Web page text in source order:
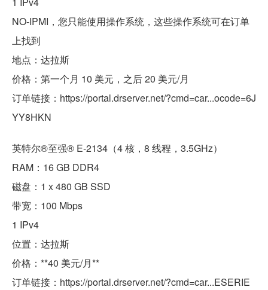
NO-IPMI，您只能使用操作系统，这些操作系统可在订单
上找到
地点：达拉斯
价格：第一个月 10 美元，之后 20 美元/月
订单链接：https://portal.drserver.net/?cmd=car...ocode=6J
YY8HKN
英特尔®至强® E-2134（4 核，8 线程，3.5GHz）
RAM：16 GB DDR4
磁盘：1 x 480 GB SSD
带宽：100 Mbps
1 IPv4
位置：达拉斯
价格：**40 美元/月**
订单链接：https://portal.drserver.net/?cmd=car...ESERIE